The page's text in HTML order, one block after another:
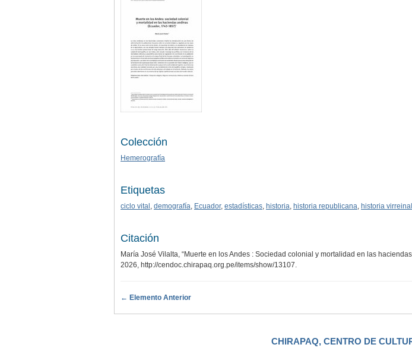
Colección
Hemerografía
Etiquetas
ciclo vital demografía Ecuador, estadísticas historia historia republicana historia virreinal
Citación
María José Vilalta, “Muerte en los Andes : Sociedad colonial y mortalidad en las
2026, http://cendoc.chirapaq.org.pe/items/show/13107
← Elemento Anterior
CHIRAPAQ, CENTRO DE